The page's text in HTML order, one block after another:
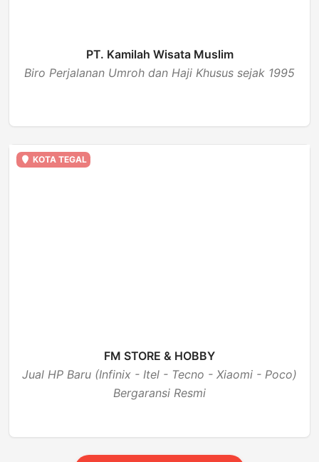
PT. Kamilah Wisata Muslim
Biro Perjalanan Umroh dan Haji Khusus sejak 1995
KOTA TEGAL
FM STORE & HOBBY
Jual HP Baru (Infinix - Itel - Tecno - Xiaomi - Poco)
Bergaransi Resmi